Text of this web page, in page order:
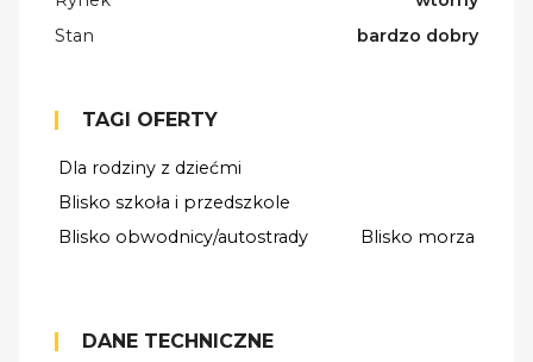
Stan
bardzo dobry
TAGI OFERTY
Dla rodziny z dziećmi
Blisko szkoła i przedszkole
Blisko obwodnicy/autostrady
Blisko morza
DANE TECHNICZNE